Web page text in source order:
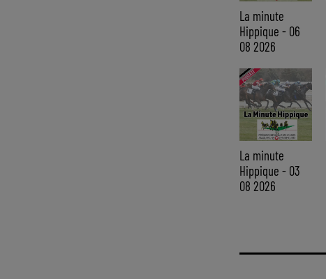
La minute
Hippique - 06
08 2026
La minute
Hippique - 03
08 2026